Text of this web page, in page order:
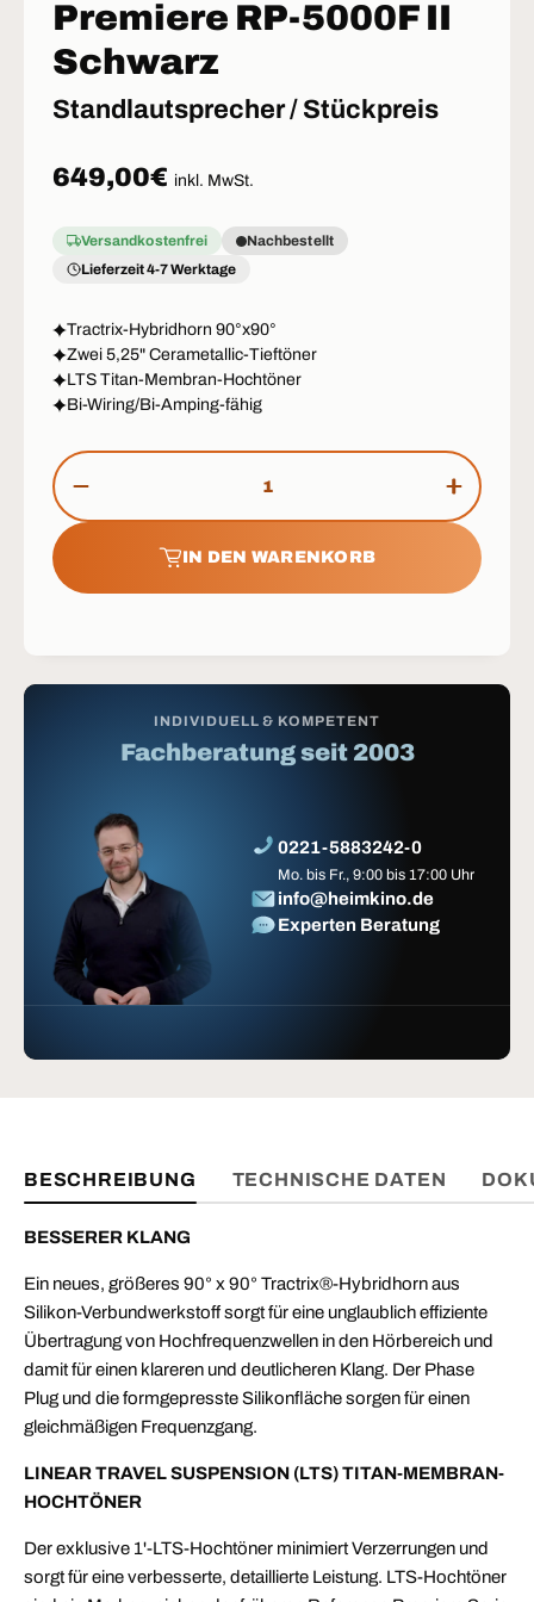
Premiere RP-5000F II
Schwarz
Standlautsprecher / Stückpreis
Normaler Preis
649,00€ inkl. MwSt.
Versandkostenfrei
Nachbestellt
Lieferzeit 4-7 Werktage
Tractrix-Hybridhorn 90°x90°
Zwei 5,25" Cerametallic-Tieftöner
LTS Titan-Membran-Hochtöner
Bi-Wiring/Bi-Amping-fähig
Anzahl
MENGE
IN DEN WARENKORB
INDIVIDUELL & KOMPETENT
Fachberatung seit 2003
0221-5883242-0
Mo. bis Fr., 9:00 bis 17:00 Uhr
info@heimkino.de
Experten Beratung
BESCHREIBUNG TECHNISCHE DATEN
BESSERER KLANG
Ein neues, größeres 90° x 90° Tractrix®-Hybridhorn aus
Silikon-Verbundwerkstoff sorgt für eine unglaublich effiziente
Übertragung von Hochfrequenzwellen in den Hörbereich und
damit für einen klareren und deutlicheren Klang. Der Phase
Plug und die formgepresste Silikonfläche sorgen für einen
gleichmäßigen Frequenzgang.
LINEAR TRAVEL SUSPENSION (LTS) TITAN-MEMBRAN-
HOCHTÖNER
Der exklusive 1'-LTS-Hochtöner minimiert Verzerrungen und
sorgt für eine verbesserte, detaillierte Leistung. LTS-Hochtöner